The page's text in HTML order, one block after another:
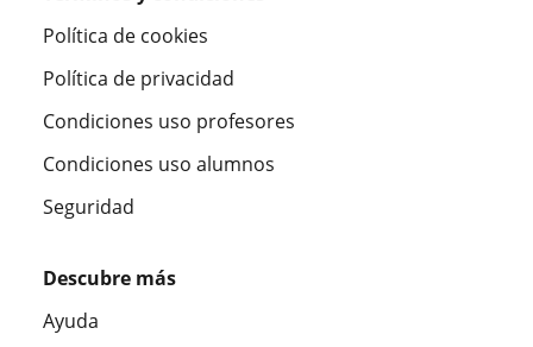
Política de cookies
Política de privacidad
Condiciones uso profesores
Condiciones uso alumnos
Seguridad
Descubre más
Ayuda